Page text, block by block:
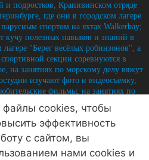
и подростков, Крапивинском отряде
где они в городском лагере
спортом на яхтах Walkerbay;
кучу полезных навыков и знаний в
"Берег весёлых робинзонов", а
секции соревнуются в
на занятиях по морскому делу вяжут
изучают фото и видеосъёмку,
фильмы, на занятиях по
по историю России и флота, и
журналистике практикуются в
интервью, выпуская стен-газету и
на отрядный сайт.
Флагман - детский центр
файлы cookies, чтобы
эффективность
с сайтом, вы
нами cookies и